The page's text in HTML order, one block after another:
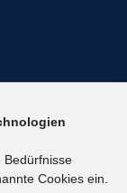
Bedürfnisse
Cookies ein.